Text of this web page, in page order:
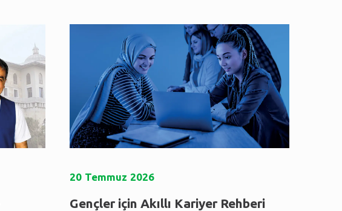
20 Temmuz 2026
Gençler için Akıllı Kariyer Rehberi